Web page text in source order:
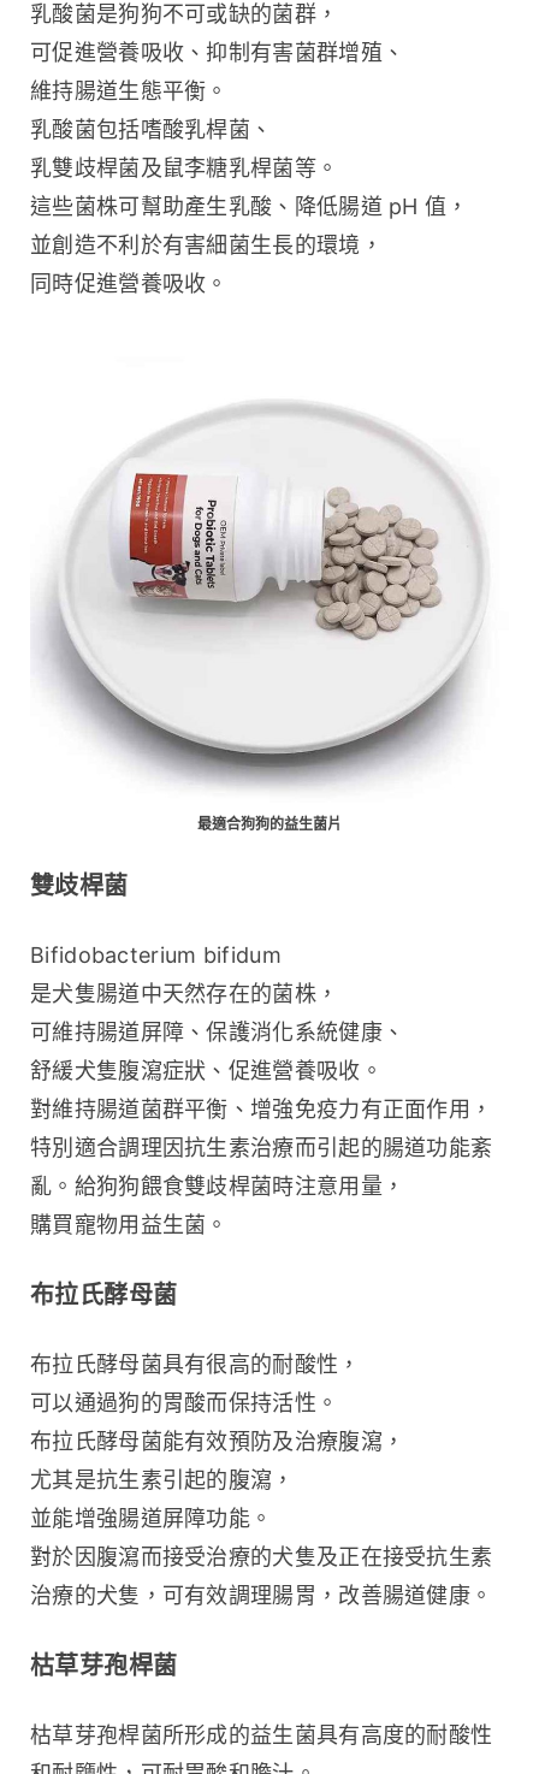
乳酸菌是狗狗不可或缺的菌群，
可促進營養吸收、抑制有害菌群增殖、
維持腸道生態平衡。
乳酸菌包括嗜酸乳桿菌、
乳雙歧桿菌及鼠李糖乳桿菌等。
這些菌株可幫助產生乳酸、降低腸道 pH 值，
並創造不利於有害細菌生長的環境，
同時促進營養吸收。
最適合狗狗的益生菌片
雙歧桿菌
Bifidobacterium bifidum
是犬隻腸道中天然存在的菌株，
可維持腸道屏障、保護消化系統健康、
舒緩犬隻腹瀉症狀、促進營養吸收。
對維持腸道菌群平衡、增強免疫力有正面作用，
特別適合調理因抗生素治療而引起的腸道功能紊
亂。給狗狗餵食雙歧桿菌時注意用量，
購買寵物用益生菌。
布拉氏酵母菌
布拉氏酵母菌具有很高的耐酸性，
可以通過狗的胃酸而保持活性。
布拉氏酵母菌能有效預防及治療腹瀉，
尤其是抗生素引起的腹瀉，
並能增強腸道屏障功能。
對於因腹瀉而接受治療的犬隻及正在接受抗生素
治療的犬隻，可有效調理腸胃，改善腸道健康。
枯草芽孢桿菌
枯草芽孢桿菌所形成的益生菌具有高度的耐酸性